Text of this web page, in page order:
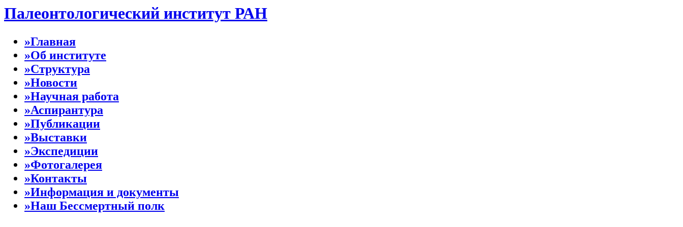
Палеонтологический институт РАН
»Главная
»Об институте
»Структура
»Новости
»Научная работа
»Аспирантура
»Публикации
»Выставки
»Экспедиции
»Фотогалерея
»Контакты
»Информация и документы
»Наш Бессмертный полк